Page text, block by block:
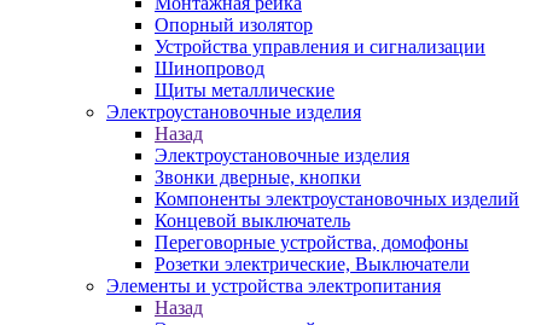
Опорный изолятор
Устройства управления и сигнализации
Шинопровод
Щиты металлические
Электроустановочные изделия
Назад
Электроустановочные изделия
Звонки дверные, кнопки
Компоненты электроустановочных изделий
Концевой выключатель
Переговорные устройства, домофоны
Розетки электрические, Выключатели
Элементы и устройства электропитания
Назад